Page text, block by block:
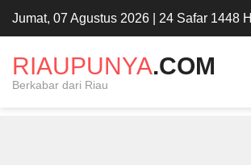
Jumat, 07 Agustus 2026 | 24 Safar 1448 H
RIAUPUNYA.COM
Berkabar dari Riau